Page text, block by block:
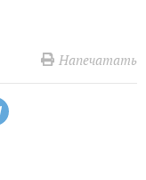
Напечатать